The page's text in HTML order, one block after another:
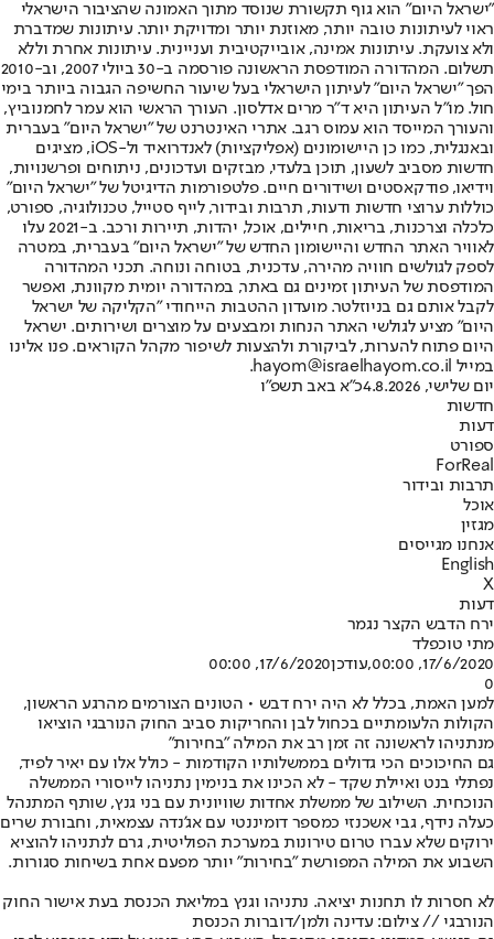
"ישראל היום" הוא גוף תקשורת שנוסד מתוך האמונה שהציבור הישראלי
ראוי לעיתונות טובה יותר, מאוזנת יותר ומדויקת יותר. עיתונות שמדברת
ולא צועקת. עיתונות אמינה, אובייקטיבית ועניינית. עיתונות אחרת וללא
תשלום. המהדורה המודפסת הראשונה פורסמה ב-30 ביולי 2007, וב-2010
הפך "ישראל היום" לעיתון הישראלי בעל שיעור החשיפה הגבוה ביותר בימי
חול. מו"ל העיתון היא ד"ר מרים אדלסון. העורך הראשי הוא עמר לחמנוביץ,
והעורך המייסד הוא עמוס רגב. אתרי האינטרנט של "ישראל היום" בעברית
ובאנגלית, כמו כן היישומונים (אפליקציות) לאנדרואיד ול-iOS, מציגים
חדשות מסביב לשעון, תוכן בלעדי, מבזקים ועדכונים, ניתוחים ופרשנויות,
וידיאו, פודקאסטים ושידורים חיים. פלטפורמות הדיגיטל של "ישראל היום"
כוללות ערוצי חדשות ודעות, תרבות ובידור, לייף סטייל, טכנולוגיה, ספורט,
כלכלה וצרכנות, בריאות, חיילים, אוכל, יהדות, תיירות ורכב. ב-2021 עלו
לאוויר האתר החדש והיישומון החדש של "ישראל היום" בעברית, במטרה
לספק לגולשים חוויה מהירה, עדכנית, בטוחה ונוחה. תכני המהדורה
המודפסת של העיתון זמינים גם באתר, במהדורה יומית מקוונת, ואפשר
לקבל אותם גם בניוזלטר. מועדון ההטבות הייחודי "הקליקה של ישראל
היום" מציע לגולשי האתר הנחות ומבצעים על מוצרים ושירותים. ישראל
היום פתוח להערות, לביקורת ולהצעות לשיפור מקהל הקוראים. פנו אלינו
במייל hayom@israelhayom.co.il.
יום שלישי, 4.8.2026
כ"א באב תשפ"ו
חדשות
דעות
ספורט
ForReal
תרבות ובידור
אוכל
מגזין
אנחנו מגייסים
English
X
דעות
ירח הדבש הקצר נגמר
מתי טוכפלד
17/6/2020, 00:00
,עודכן17/6/2020, 00:00
0
למען האמת, בכלל לא היה ירח דבש • הטונים הצורמים מהרגע הראשון,
הקולות הלעומתיים בכחול לבן והחריקות סביב החוק הנורבגי הוציאו
מנתניהו לראשונה זה זמן רב את המילה "בחירות"
גם החיכוכים הכי גדולים בממשלותיו הקודמות - כולל אלו עם יאיר לפיד,
נפתלי בנט ואיילת שקד - לא הכינו את בנימין נתניהו לייסורי הממשלה
הנוכחית. השילוב של ממשלת אחדות שוויונית עם בני גנץ, שותף המתנהל
כעלה נידף, גבי אשכנזי כמספר דומיננטי עם אג'נדה עצמאית, וחבורת שרים
ירוקים שלא עברו טרום טירונות במערכת הפוליטית, גרם לנתניהו להוציא
השבוע את המילה המפורשת "בחירות" יותר מפעם אחת בשיחות סגורות.
לא חסרות לו תחנות יציאה. נתניהו וגנץ במליאת הכנסת בעת אישור החוק
הנורבגי // צילום: עדינה ולמן/דוברות הכנסת